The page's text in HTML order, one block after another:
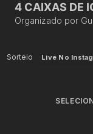
4 CAIXAS DE
Organizado por
Sorteio Live No